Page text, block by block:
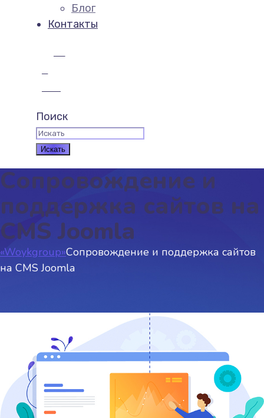
Блог
Контакты
Поиск
Сопровождение и
поддержка сайтов на
CMS Joomla
«Woykgroup»Сопровождение и поддержка сайтов
на CMS Joomla